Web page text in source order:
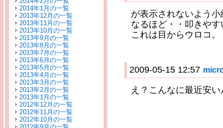
2014年1月の一覧
2013年12月の一覧
2013年11月の一覧
2013年10月の一覧
2013年9月の一覧
2013年8月の一覧
2013年7月の一覧
2013年6月の一覧
2013年5月の一覧
2013年4月の一覧
2013年3月の一覧
2013年2月の一覧
2013年1月の一覧
2012年12月の一覧
2012年11月の一覧
2012年10月の一覧
が表示されないよう
なるほど・・叩きやす
これは目からウロコ。
2009-05-15 12:57
え？こんなに最近安い